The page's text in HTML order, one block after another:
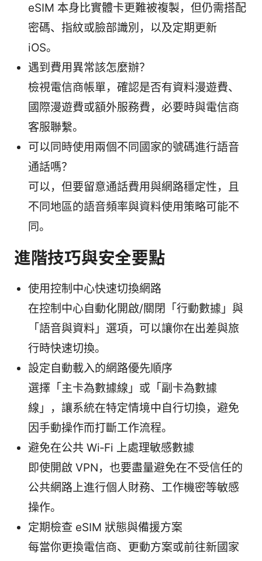
eSIM 本身比實體卡更難被複製，但仍需搭配
密碼、指紋或臉部識別，以及定期更新
iOS。
遇到費用異常該怎麼辦？
檢視電信商帳單，確認是否有資料漫遊費、
國際漫遊費或額外服務費，必要時與電信商
客服聯繫。
可以同時使用兩個不同國家的號碼進行語音
通話嗎？
可以，但要留意通話費用與網路穩定性，且
不同地區的語音頻率與資料使用策略可能不
同。
進階技巧與安全要點
使用控制中心快速切換網路
在控制中心自動化開啟/關閉「行動數據」與
「語音與資料」選項，可以讓你在出差與旅
行時快速切換。
設定自動載入的網路優先順序
選擇「主卡為數據線」或「副卡為數據
線」，讓系統在特定情境中自行切換，避免
因手動操作而打斷工作流程。
避免在公共 Wi‑Fi 上處理敏感數據
即使開啟 VPN，也要盡量避免在不受信任的
公共網路上進行個人財務、工作機密等敏感
操作。
定期檢查 eSIM 狀態與備援方案
每當你更換電信商、更動方案或前往新國家